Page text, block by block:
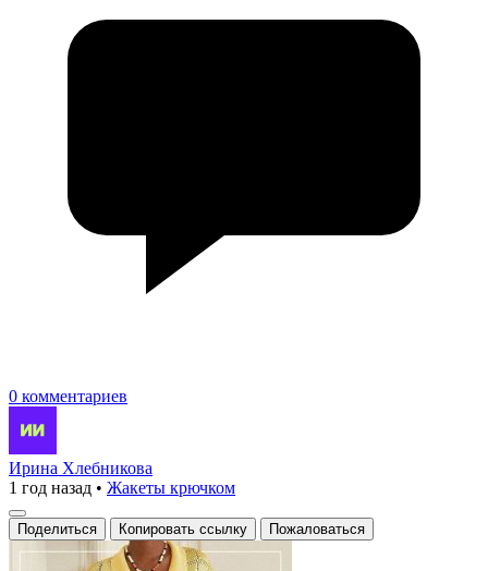
0 комментариев
Ирина Хлебникова
1 год назад • Жакеты крючком
Поделиться Копировать ссылку Пожаловаться